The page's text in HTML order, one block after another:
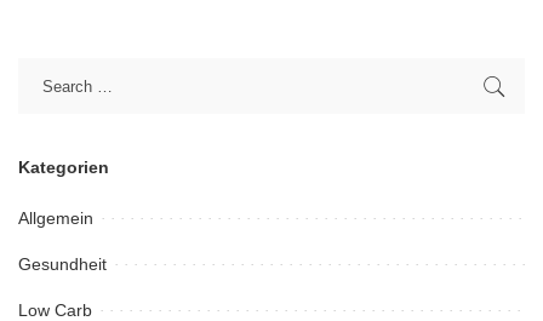
Kategorien
Allgemein
Gesundheit
Low Carb